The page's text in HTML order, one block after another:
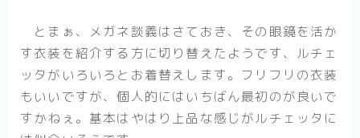
とまぁ、メガネ談義はさておき、その眼鏡を活か
す衣装を紹介する方に切り替えたようです、ルチェ
ッタがいろいろとお着替えします。フリフリの衣装
もいいですが、個人的にはいちばん最初のが良いで
すかねぇ。基本はやはり上品な感じがルチェッタに